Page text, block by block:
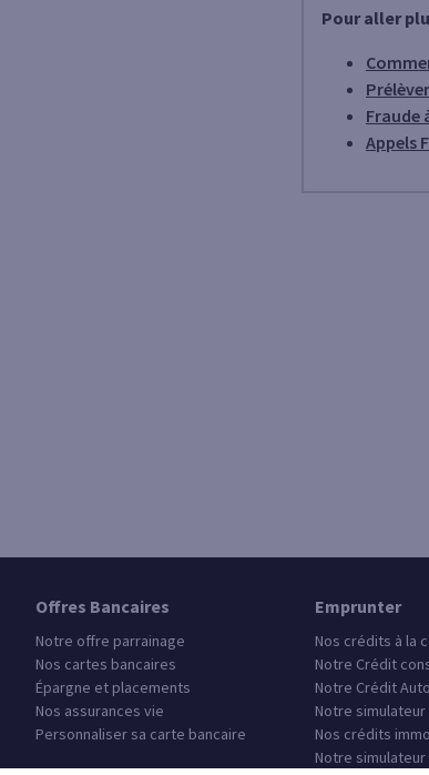
Pour aller
Fraude
Appels
Offres Bancaires
Notre offre parrainage
Nos cartes bancaires
Épargne et placements
Nos assurances vie
Personnaliser sa carte bancaire
Emprunter
Nos crédits à la
Notre Crédit
Notre Crédit Auto
Notre
Nos crédits
Notre